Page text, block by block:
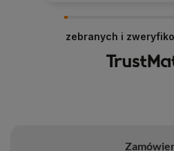
zebranych i